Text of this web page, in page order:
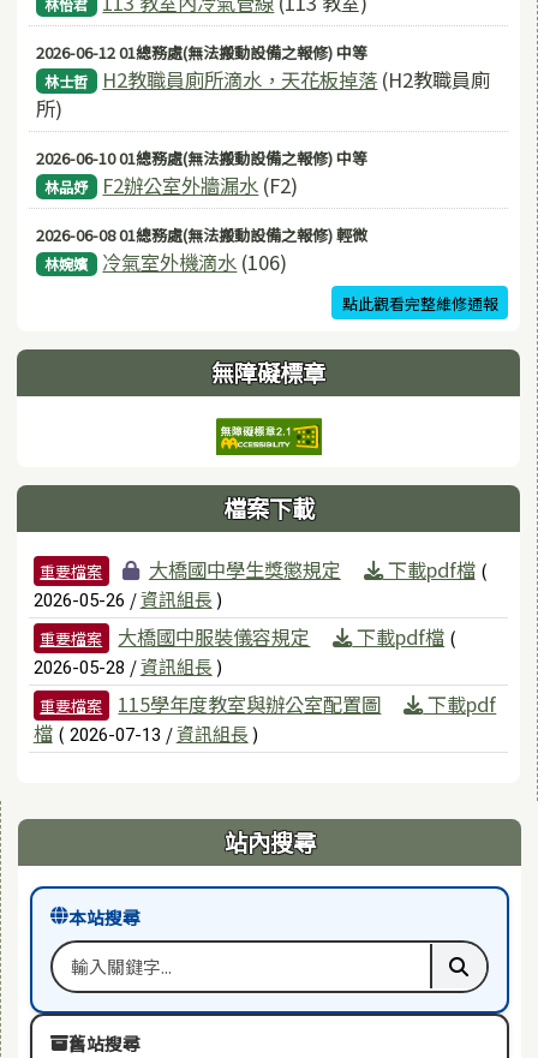
林怡君
2026-06-12 01總務處(無法搬動設備之報修) 中等
林士哲 H2教職員廁所滴水，天花板掉落 (H2教職員廁
所)
2026-06-10 01總務處(無法搬動設備之報修) 中等
林品妤 F2辦公室外牆漏水 (F2)
2026-06-08 01總務處(無法搬動設備之報修) 輕微
林婉嬪 冷氣室外機滴水 (106)
點此觀看完整維修通報
無障礙標章
檔案下載
檔案列表
重要檔案 大橋國中學生獎懲規定 下載pdf檔 (
2026-05-26 /資訊組長 )
重要檔案 大橋國中服裝儀容規定 下載pdf檔 (
2026-05-28 /資訊組長 )
重要檔案 115學年度教室與辦公室配置圖
下載pdf
檔 ( 2026-07-13 /資訊組長 )
右邊區域內容 站內搜尋
本站搜尋
搜尋關鍵字 執行本
舊站搜尋